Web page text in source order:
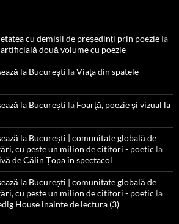
cu demisii de președinți prin poezie la
două volume cu poezie
la București laViaţa din spatele
la București la Foarţă, poezie şi vizual la
la București | comunitate globală de
cu peste un milion de cititori - poetic la
de Călin Țopa în spectacol
la București | comunitate globală de
cu peste un milion de cititori - poetic la
House inainte de lectura (3)